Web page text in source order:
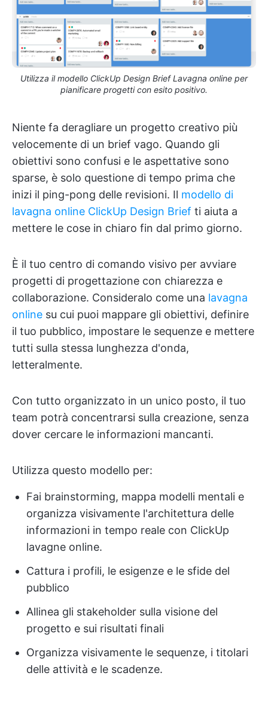
Utilizza il modello ClickUp Design Brief Lavagna online per
pianificare progetti con esito positivo.
Niente fa deragliare un progetto creativo più
velocemente di un brief vago. Quando gli
obiettivi sono confusi e le aspettative sono
sparse, è solo questione di tempo prima che
inizi il ping-pong delle revisioni. Il modello di
lavagna online ClickUp Design Brief ti aiuta a
mettere le cose in chiaro fin dal primo giorno.
È il tuo centro di comando visivo per avviare
progetti di progettazione con chiarezza e
collaborazione. Consideralo come una lavagna
online su cui puoi mappare gli obiettivi, definire
il tuo pubblico, impostare le sequenze e mettere
tutti sulla stessa lunghezza d'onda,
letteralmente.
Con tutto organizzato in un unico posto, il tuo
team potrà concentrarsi sulla creazione, senza
dover cercare le informazioni mancanti.
Utilizza questo modello per:
Fai brainstorming, mappa modelli mentali e
organizza visivamente l'architettura delle
informazioni in tempo reale con ClickUp
lavagne online.
Cattura i profili, le esigenze e le sfide del
pubblico
Allinea gli stakeholder sulla visione del
progetto e sui risultati finali
Organizza visivamente le sequenze, i titolari
delle attività e le scadenze.